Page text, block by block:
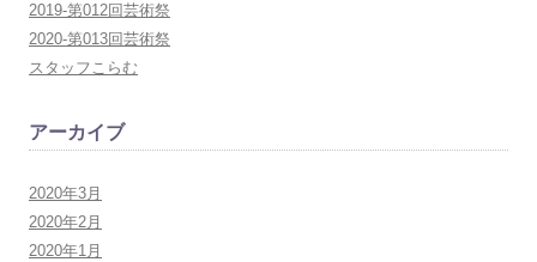
2019-第012回芸術祭
2020-第013回芸術祭
スタッフこらむ
アーカイブ
2020年3月
2020年2月
2020年1月